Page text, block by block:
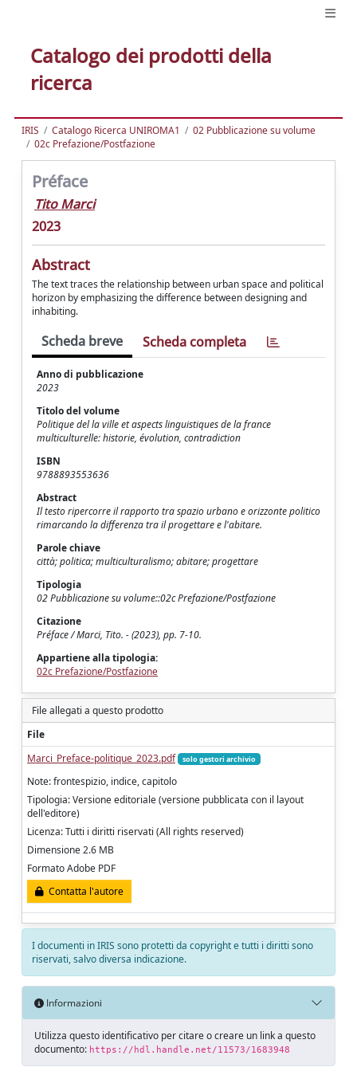
Catalogo dei prodotti della
ricerca
IRIS Catalogo Ricerca UNIROMA1
02 Pubblicazione su volume
02c Prefazione/Postfazione
Préface
Tito Marci
2023
Abstract
The text traces the relationship between urban space and political
horizon by emphasizing the difference between designing and
inhabiting.
Scheda breve Scheda completa
Anno di pubblicazione
2023
Titolo del volume
Politique del la ville et aspects linguistiques de la france
multiculturelle: historie, évolution, contradiction
ISBN
9788893553636
Abstract
Il testo ripercorre il rapporto tra spazio urbano e orizzonte politico
rimarcando la differenza tra il progettare e l'abitare.
Parole chiave
città; politica; multiculturalismo; abitare; progettare
Tipologia
02 Pubblicazione su volume::02c Prefazione/Postfazione
Citazione
Préface / Marci, Tito. - (2023), pp. 7-10.
Appartiene alla tipologia:
02c Prefazione/Postfazione
File allegati a questo prodotto
File
Marci_Preface-politique_2023.pdf
solo gestori archivio
Note: frontespizio, indice, capitolo
Tipologia: Versione editoriale (versione pubblicata con il layout
dell'editore)
Licenza: Tutti i diritti riservati (All rights reserved)
Dimensione 2.6 MB
Formato Adobe PDF
Contatta l'autore
I documenti in IRIS sono protetti da copyright e tutti i diritti sono
riservati, salvo diversa indicazione.
Informazioni
Utilizza questo identificativo per citare o creare un link a questo
documento: https://hdl.handle.net/11573/1683948